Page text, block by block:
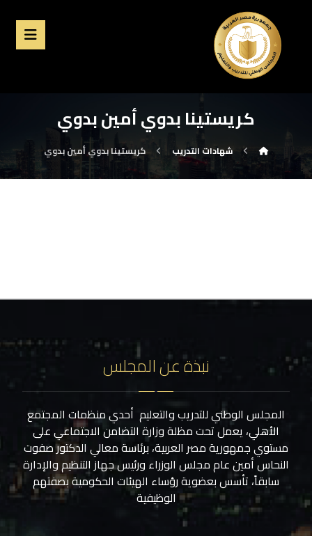
كريستينا بدوي أمين بدوي
شهادات التدريب كريستينا بدوي أمين بدوي
نبذة عن المجلس
المجلس الوطني للتدريب والتعليم أحدي منظمات المجتمع
الأهلي، يعمل تحت مظلة وزارة التضامن الاجتماعي على
مستوي جمهورية مصر العربية، برئاسة معالي الدكتور صفوت
النحاس أمين عام مجلس الوزراء ورئيس جهاز التنظيم والإدارة
سابقاً، تأسس بعضوية رؤساء الهيئات الحكومية بصفتهم
الوظيفية